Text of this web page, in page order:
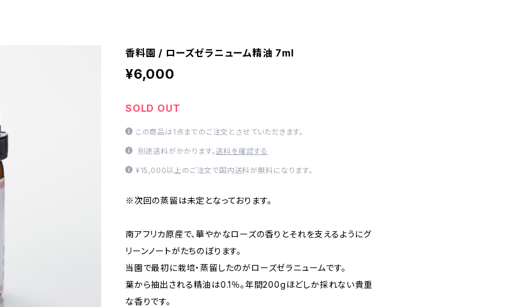
香料園 / ローズゼラニューム精油 7ml
¥6,000
SOLD OUT
この商品は1点までのご注文とさせていただきます。
別途送料がかかります。送料を確認する
¥15,000以上のご注文で国内送料が無料になります。
※次回の蒸留は未定となっております。
南アフリカ原産で、華やかなローズの香りとそれを支えるようにグ
リーンノートがたちのぼります。
当園で最初に栽培・蒸留したのがローズゼラニュームです。
葉から抽出される精油は0.1％。年間200gほどしか採れない貴重
な香りです。